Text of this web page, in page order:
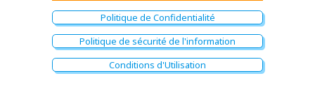
Politique de Confidentialité
Politique de sécurité de l'information
Conditions d'Utilisation